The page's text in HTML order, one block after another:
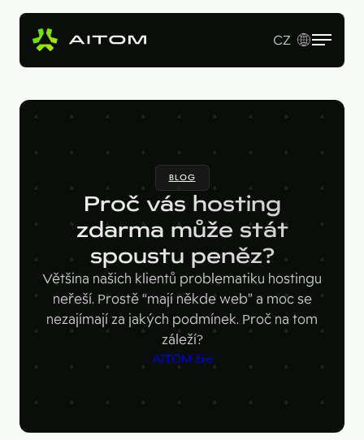
Vstupní studie
Tvorba webu a online aplikací
B2B marketing
AI Copy & SEO Booster
Soutěžní portál
Kariérní web
Pro koho
B2B firmy
Velké značky
Startupy
Technologie
Hotjar
Ahrefs
Google Looker Studio
Figma
ActiveCampaign
Naše práce
O nás
Blog
EN
CZ
BLOG
Proč vás hosting
zdarma může stát
spoustu peněz?
Většina našich klientů problematiku hostingu
neřeší. Prostě “mají někde web” a moc se
nezajímají za jakých podmínek. Proč na tom
záleží?
AITOM žije